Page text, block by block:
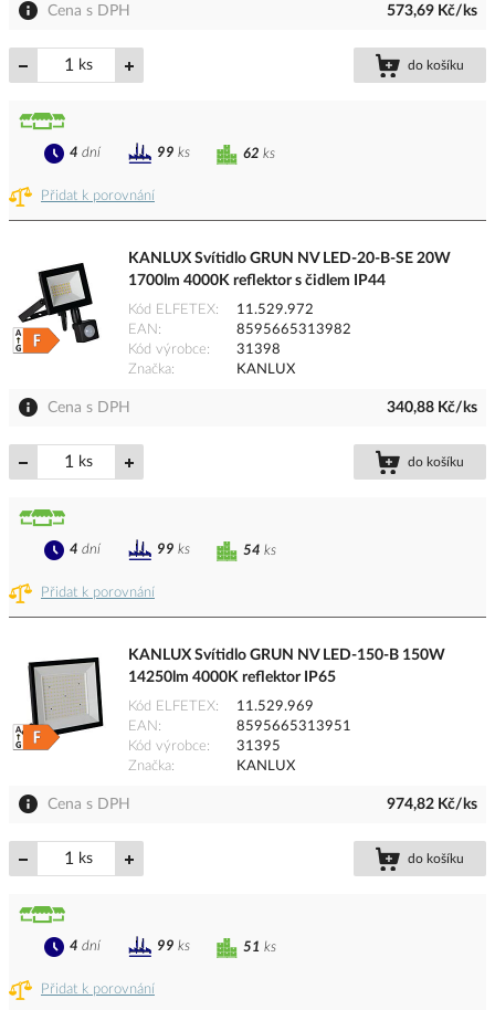
Cena s DPH 573,69 Kč/ks
ks do košíku
Přidat k porovnání
62 ks
4 dní 99 ks
KANLUX Svítidlo GRUN NV LED-20-B-SE 20W
1700lm 4000K reflektor s čidlem IP44
Kód ELFETEX
11.529.972
EAN
8595665313982
Kód výrobce
31398
Značka
KANLUX
Cena s DPH 340,88 Kč/ks
ks do košíku
Přidat k porovnání
54 ks
4 dní 99 ks
KANLUX Svítidlo GRUN NV LED-150-B 150W
14250lm 4000K reflektor IP65
Kód ELFETEX
11.529.969
EAN
8595665313951
Kód výrobce
31395
Značka
KANLUX
Cena s DPH 974,82 Kč/ks
ks do košíku
Přidat k porovnání
51 ks
4 dní 99 ks